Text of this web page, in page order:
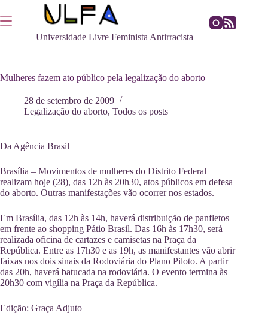
para
o
Universidade Livre Feminista Antirracista
Mulheres fazem ato público pela legalização do aborto
28 de setembro de 2009
Legalização do aborto, Todos os posts
Da Agência Brasil
Brasília – Movimentos de mulheres do Distrito Federal
realizam hoje (28), das 12h às 20h30, atos públicos em defesa
do aborto. Outras manifestações vão ocorrer nos estados.
Em Brasília, das 12h às 14h, haverá distribuição de panfletos
em frente ao shopping Pátio Brasil. Das 16h às 17h30, será
realizada oficina de cartazes e camisetas na Praça da
República. Entre as 17h30 e as 19h, as manifestantes vão abrir
faixas nos dois sinais da Rodoviária do Plano Piloto. A partir
das 20h, haverá batucada na rodoviária. O evento termina às
20h30 com vigília na Praça da República.
Edição: Graça Adjuto